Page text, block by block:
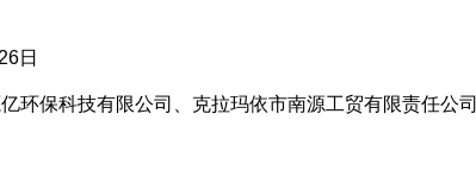
日
环保科技有限公司、克拉玛依市南源工贸有限责任公
公司所在